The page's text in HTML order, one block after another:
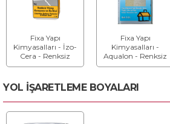
Fixa Yapı
Kimyasalları - İzo-
Cera - Renksiz
Yüzey Koruyucu ve
Fixa Yapı
Kimyasalları -
Aqualon - Renksiz
Yüzey Koruyucu ve
YOL İŞARETLEME BOYALARI